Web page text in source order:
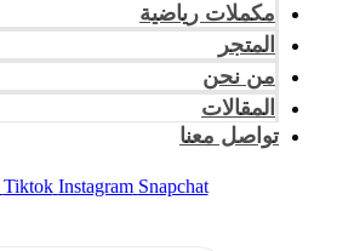
مكملات رياضية
المتجر
من نحن
المقالات
تواصل معنا
Tiktok Instagram Snapchat